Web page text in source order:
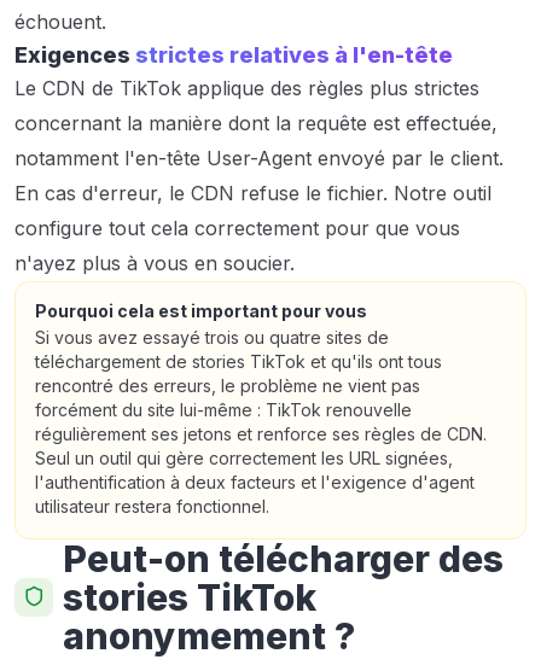
échouent.
Exigences strictes relatives à l'en-tête
Le CDN de TikTok applique des règles plus strictes
concernant la manière dont la requête est effectuée,
notamment l'en-tête User-Agent envoyé par le client.
En cas d'erreur, le CDN refuse le fichier. Notre outil
configure tout cela correctement pour que vous
n'ayez plus à vous en soucier.
Pourquoi cela est important pour vous
Si vous avez essayé trois ou quatre sites de
téléchargement de stories TikTok et qu'ils ont tous
rencontré des erreurs, le problème ne vient pas
forcément du site lui-même : TikTok renouvelle
régulièrement ses jetons et renforce ses règles de CDN.
Seul un outil qui gère correctement les URL signées,
l'authentification à deux facteurs et l'exigence d'agent
utilisateur restera fonctionnel.
Peut-on télécharger des
stories TikTok
anonymement ?